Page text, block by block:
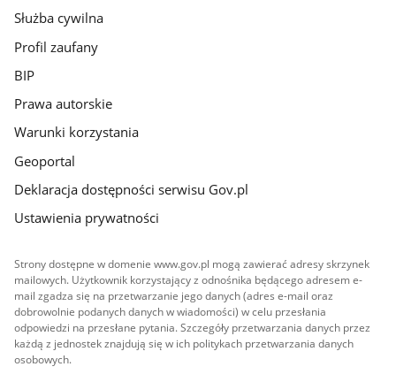
Służba cywilna
Profil zaufany
BIP
Prawa autorskie
Warunki korzystania
Geoportal
Deklaracja dostępności serwisu Gov.pl
Ustawienia prywatności
Strony dostępne w domenie www.gov.pl mogą zawierać adresy skrzynek
mailowych. Użytkownik korzystający z odnośnika będącego adresem e-
mail zgadza się na przetwarzanie jego danych (adres e-mail oraz
dobrowolnie podanych danych w wiadomości) w celu przesłania
odpowiedzi na przesłane pytania. Szczegóły przetwarzania danych przez
każdą z jednostek znajdują się w ich politykach przetwarzania danych
osobowych.